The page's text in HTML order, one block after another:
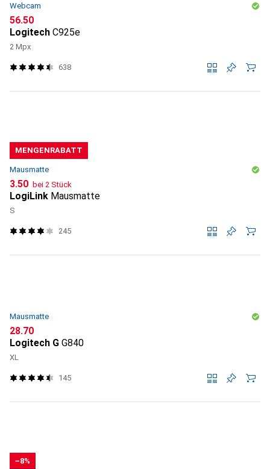
Webcam
CHF
56.50
Logitech C925e
2 Mpx
638
MENGENRABATT
Mausmatte
CHF
3.50 bei 2 Stück
LogiLink Mausmatte
S
245
Mausmatte
CHF
28.70
Logitech G G840
XL
145
−8%